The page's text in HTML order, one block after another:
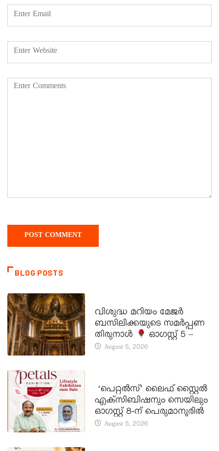
BLOG POSTS
വിശുദ്ധ മറിയം മേജർ
ബസിലിക്കയുടെ സമർപ്പണ
തിരുനാൾ
ഓഗസ്റ്റ് 5 –
August 5, 2026
‘പെറ്റൽസ്’ ലൈഫ് സ്റ്റൈൽ
എക്സിബിഷനും സെയിലും
ഓഗസ്റ്റ് 8-ന് പെരുമാനൂരിൽ
August 5, 2026